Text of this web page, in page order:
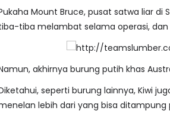
Mount Bruce, pusat satwa liar
tiba melambat selama operasi,
akhirnya burung putih khas
seperti burung lainnya, Kiwi
lebih dari yang bisa ditampung